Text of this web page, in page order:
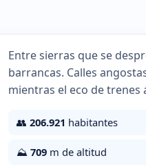
Entre sierras que se
barrancas. Calles
mientras el eco de trenes
👥 206.921 habitantes
⛰️ 709 m de altitud